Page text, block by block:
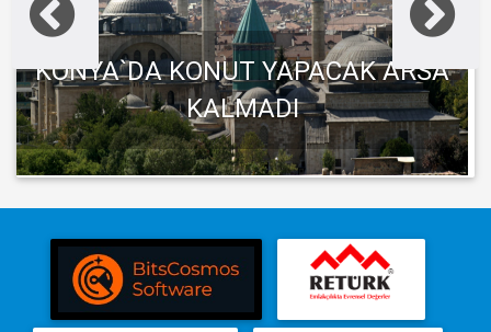
KONYA`DA KONUT YAPACAK ARSA
KALMADI